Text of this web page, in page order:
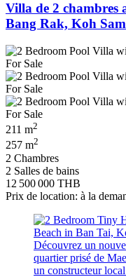
Villa de 2 chambres
Bang Rak, Koh
211 m2
257 m2
2 Chambres
2 Salles de bains
12 500 000 THB
Prix de location: à la
Découvrez un
quartier prisé de
un constructeur